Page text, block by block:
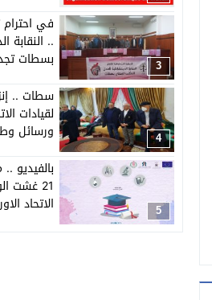
3
في احترام
.. النقابة
بسطات
4
سطات ..
لقيادات
ورسائل
5
بالفيديو
21 غشت
الاتحاد